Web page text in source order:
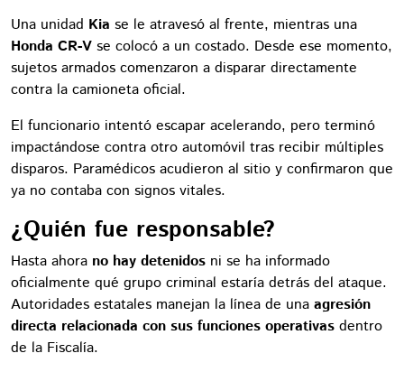
Una unidad Kia se le atravesó al frente, mientras una
Honda CR-V se colocó a un costado. Desde ese momento,
sujetos armados comenzaron a disparar directamente
contra la camioneta oficial.
El funcionario intentó escapar acelerando, pero terminó
impactándose contra otro automóvil tras recibir múltiples
disparos. Paramédicos acudieron al sitio y confirmaron que
ya no contaba con signos vitales.
¿Quién fue responsable?
Hasta ahora no hay detenidos ni se ha informado
oficialmente qué grupo criminal estaría detrás del ataque.
Autoridades estatales manejan la línea de una agresión
directa relacionada con sus funciones operativas dentro
de la Fiscalía.